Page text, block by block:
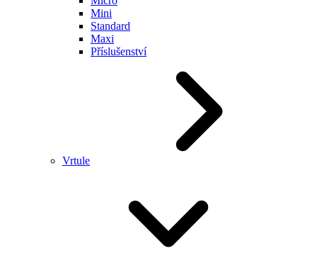
Mini
Standard
Maxi
Příslušenství
Vrtule